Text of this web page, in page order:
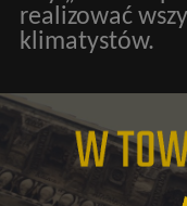
realizować
klimatystów.